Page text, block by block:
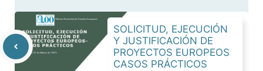
SOLICITUD, EJECUCIÓN
Y JUSTIFICACIÓN DE
PROYECTOS EUROPEOS
CASOS PRÁCTICOS